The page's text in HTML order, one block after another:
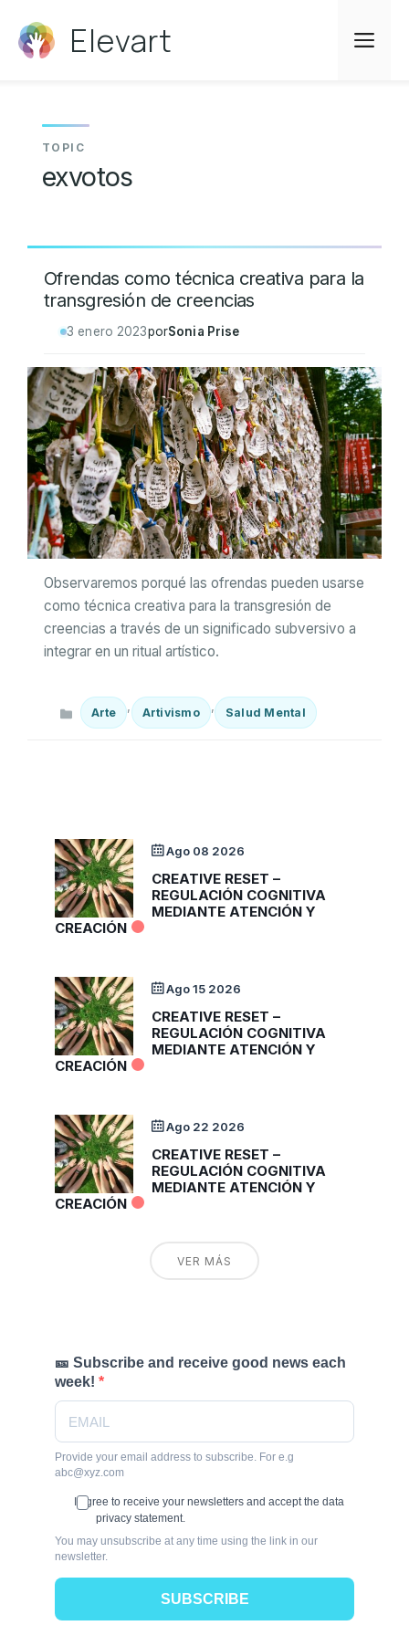
contenido Elevart
exvotos
Ofrendas como técnica creativa para la
transgresión de creencias
3 enero 2023porSonia Prise
Observaremos porqué las ofrendas pueden usarse
como técnica creativa para la transgresión de
creencias a través de un significado subversivo a
integrar en un ritual artístico.
Categorías
Arte Artivismo , Salud Mental
Ago 08 2026
CREATIVE RESET –
REGULACIÓN COGNITIVA
MEDIANTE ATENCIÓN Y
CREACIÓN
Ago 15 2026
CREATIVE RESET –
REGULACIÓN COGNITIVA
MEDIANTE ATENCIÓN Y
CREACIÓN
Ago 22 2026
CREATIVE RESET –
REGULACIÓN COGNITIVA
MEDIANTE ATENCIÓN Y
CREACIÓN
VER MÁS
🎫 Subscribe and receive good news each
week!
Provide your email address to subscribe. For e.g
abc@xyz.com
I agree to receive your newsletters and accept the data
privacy statement.
You may unsubscribe at any time using the link in our
newsletter.
SUBSCRIBE